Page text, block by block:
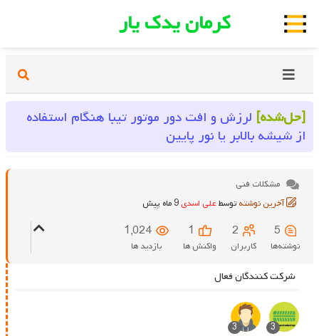
کرمان یدک یار
[حل‌شده] لرزش و افت دور موتور تیبا هنگام استفاده
از شیشه‌ بالابر یا نور پایین
مشکلات فنی
آخرین نوشته توسطعلی اسدی9 ماه پیش
5
نوشته‌ها
2
کاربران
1
واکنش ها
1,024
بازدید ها
شرکت کنندگان فعال
3
3